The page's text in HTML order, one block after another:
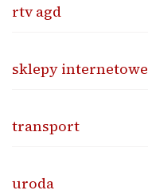
rtv agd
sklepy internetowe
transport
uroda